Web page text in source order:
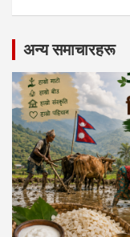
अन्य समाचारहरू